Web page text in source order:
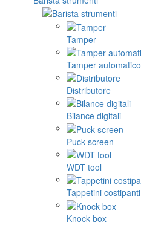
Tamper
Tamper automatico
Distributore
Bilance digitali
Puck screen
WDT tool
Tappetini costipanti
Knock box